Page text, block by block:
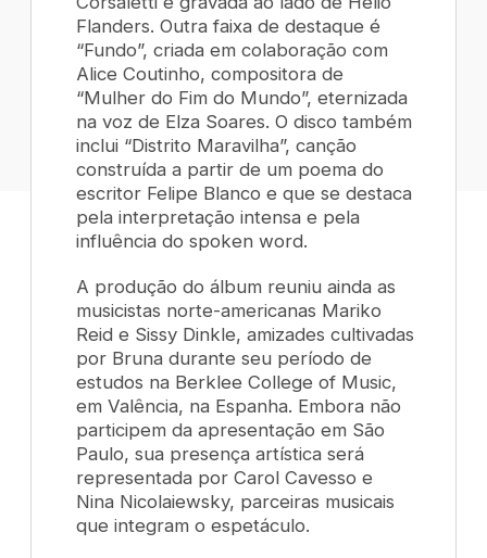
Flanders. Outra faixa de destaque é
“Fundo”, criada em colaboração com
Alice Coutinho, compositora de
“Mulher do Fim do Mundo”, eternizada
na voz de Elza Soares. O disco também
inclui “Distrito Maravilha”, canção
construída a partir de um poema do
escritor Felipe Blanco e que se destaca
pela interpretação intensa e pela
influência do spoken word.
A produção do álbum reuniu ainda as
musicistas norte-americanas Mariko
Reid e Sissy Dinkle, amizades cultivadas
por Bruna durante seu período de
estudos na Berklee College of Music,
em Valência, na Espanha. Embora não
participem da apresentação em São
Paulo, sua presença artística será
representada por Carol Cavesso e
Nina Nicolaiewsky, parceiras musicais
que integram o espetáculo.